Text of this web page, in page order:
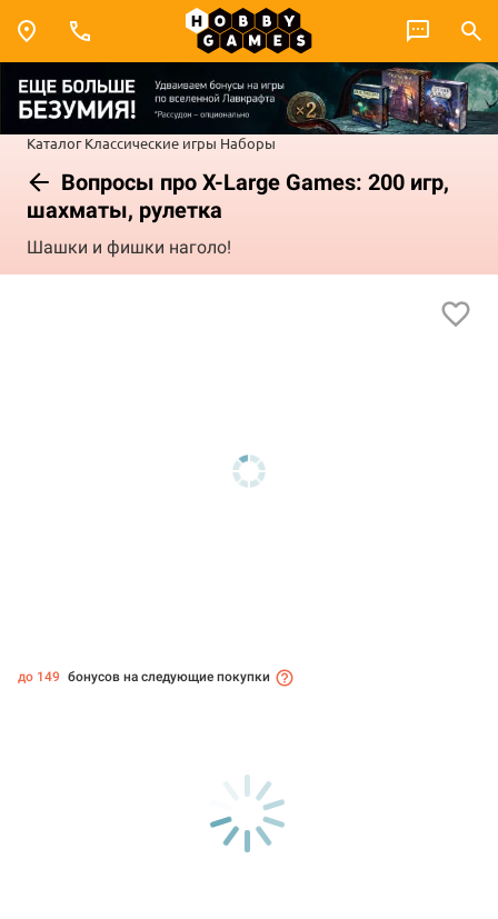
Каталог Классические игры Наборы
Вопросы про X-Large Games: 200 игр,
шахматы, рулетка
Шашки и фишки наголо!
до 149 бонусов на следующие покупки